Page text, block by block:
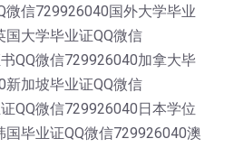
微信729926040国外大学毕业
大学毕业证QQ微信
QQ微信729926040加拿大毕
新加坡毕业证QQ微信
QQ微信729926040日本学位
毕业证QQ微信729926040澳